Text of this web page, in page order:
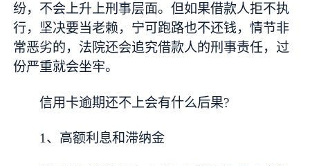
纷，不会上升上刑事层面。但如果借款人拒不执
行，坚决要当老赖，宁可跑路也不还钱，情节非
常恶劣的，法院还会追究借款人的刑事责任，过
份严重就会坐牢。
信用卡逾期还不上会有什么后果?
1、高额利息和滞纳金